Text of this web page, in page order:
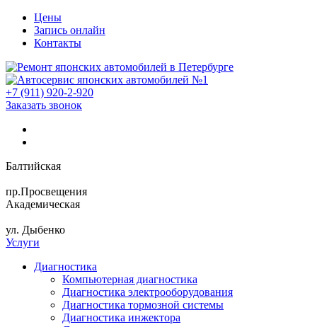
Цены
Запись онлайн
Контакты
+7 (911) 920-2-920
Заказать звонок
Балтийская
пр.Просвещения
Академическая
ул. Дыбенко
Услуги
Диагностика
Компьютерная диагностика
Диагностика электрооборудования
Диагностика тормозной системы
Диагностика инжектора